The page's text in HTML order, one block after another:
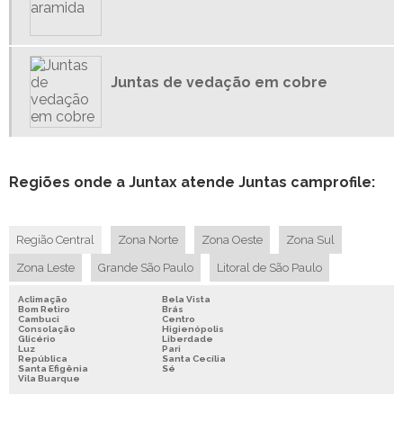
JUNTAS ESPIRAIS
JUNTAS INDUSTRIAIS
JUNTAS PARA MÁQUINAS
JUNTAS PARA TUBULAÇÃO DE VAPORJuntas de vedação em cobre
Regiões onde a Juntax atende Juntas camprofile:
Região Central Zona Norte Zona Oeste Zona Sul
Zona Leste Grande São Paulo Litoral de São Paulo
Aclimação
Bela Vista
Bom Retiro
Brás
Cambuci
Centro
Consolação
Higienópolis
Glicério
Liberdade
Luz
Pari
República
Santa Cecília
Santa Efigênia
Sé
Vila Buarque